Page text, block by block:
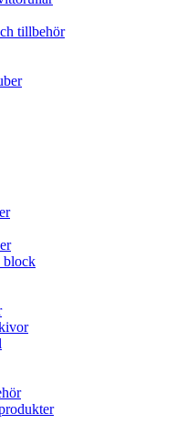
tillbehör
block